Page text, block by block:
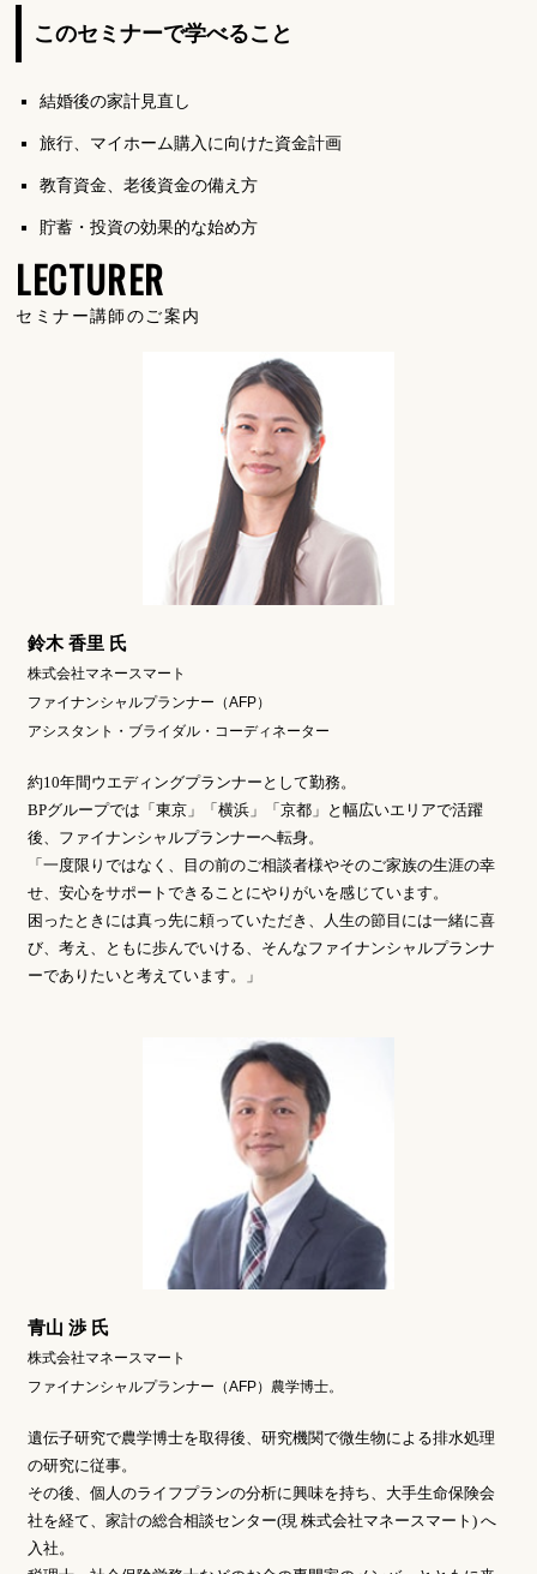
このセミナーで学べること
結婚後の家計見直し
旅行、マイホーム購入に向けた資金計画
教育資金、老後資金の備え方
貯蓄・投資の効果的な始め方
LECTURER
セミナー講師のご案内
鈴木 香里 氏
株式会社マネースマート
ファイナンシャルプランナー（AFP）
アシスタント・ブライダル・コーディネーター
約10年間ウエディングプランナーとして勤務。
BPグループでは「東京」「横浜」「京都」と幅広いエリアで活躍
後、ファイナンシャルプランナーへ転身。
「一度限りではなく、目の前のご相談者様やそのご家族の生涯の幸
せ、安心をサポートできることにやりがいを感じています。
困ったときには真っ先に頼っていただき、人生の節目には一緒に喜
び、考え、ともに歩んでいける、そんなファイナンシャルプランナ
ーでありたいと考えています。」
青山 渉 氏
株式会社マネースマート
ファイナンシャルプランナー（AFP）農学博士。
遺伝子研究で農学博士を取得後、研究機関で微生物による排水処理
の研究に従事。
その後、個人のライフプランの分析に興味を持ち、大手生命保険会
社を経て、家計の総合相談センター(現 株式会社マネースマート) へ
入社。